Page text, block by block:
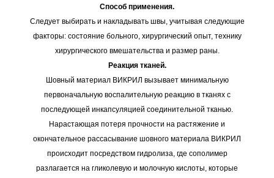
Способ применения.
Следует выбирать и накладывать швы, учитывая следующие
факторы: состояние больного, хирургический опыт, технику
хирургического вмешательства и размер раны.
Реакция тканей.
Шовный материал ВИКРИЛ вызывает минимальную
первоначальную воспалительную реакцию в тканях с
последующей инкапсуляцией соединительной тканью.
Нарастающая потеря прочности на растяжение и
окончательное рассасывание шовного материала ВИКРИЛ
происходит посредством гидролиза, где сополимер
разлагается на гликолевую и молочную кислоты, которые